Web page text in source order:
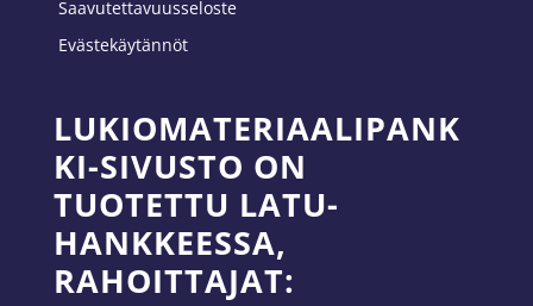
Saavutettavuusseloste
Evästekäytännöt
LUKIOMATERIAALIPANK
KI-SIVUSTO ON
TUOTETTU LATU-
HANKKEESSA,
RAHOITTAJAT: